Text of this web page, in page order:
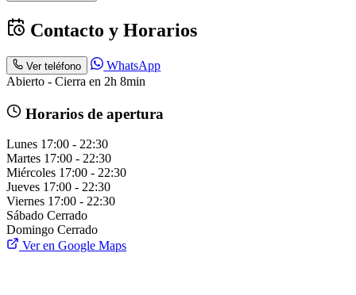
Contacto y Horarios
Ver teléfono
WhatsApp
Abierto - Cierra en 2h 8min
Horarios de apertura
Lunes 17:00 - 22:30
Martes 17:00 - 22:30
Miércoles 17:00 - 22:30
Jueves 17:00 - 22:30
Viernes 17:00 - 22:30
Sábado Cerrado
Domingo Cerrado
Ver en Google Maps